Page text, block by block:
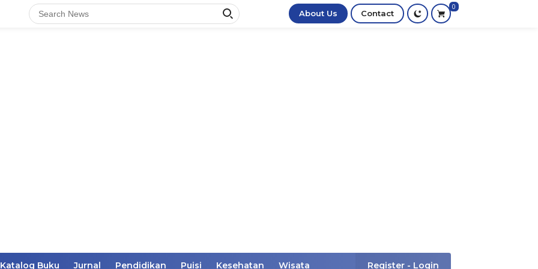
About Us Contact
0
Katalog Buku Jurnal Pendidikan Puisi Kesehatan Wisata Register - Login